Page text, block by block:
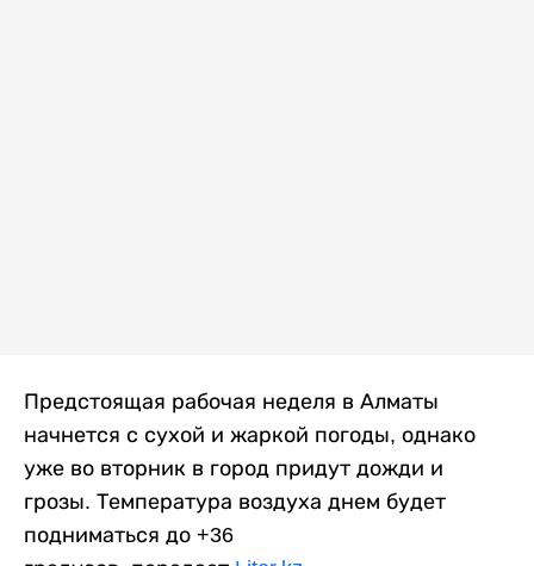
Предстоящая рабочая неделя в Алматы
начнется с сухой и жаркой погоды, однако
уже во вторник в город придут дожди и
грозы. Температура воздуха днем будет
подниматься до +36